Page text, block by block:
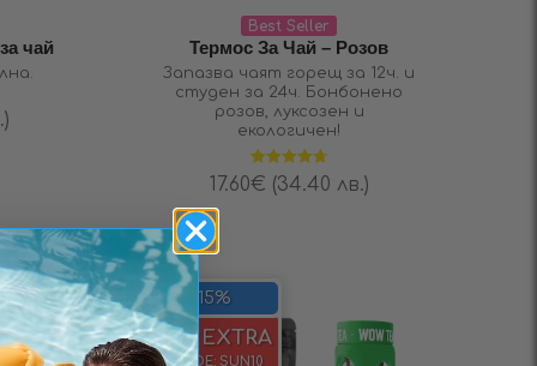
чай
Best Seller
Термос За Чай – Розов
Запазва чаят горещ за 12ч. и
студен за 24ч. Бонбонено
розов, луксозен и
екологичен!
Оценено на
4.72от 5
17.60€ (34.40 лв.)
-15%
-10% EXTRA
CODE: SUN10